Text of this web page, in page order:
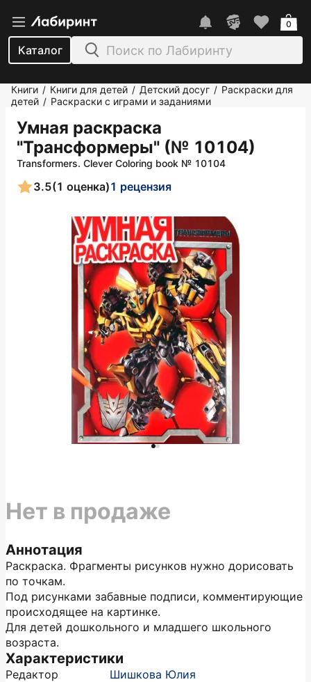
Каталог
0
Книги / Книги для детей / Детский досуг / Раскраски для
детей / Раскраски с играми и заданиями
Умная раскраска
"Трансформеры" (№ 10104)
Transformers. Clever Coloring book № 10104
3.5(1 оценка)1 рецензия
Аннотация
Раскраска. Фрагменты рисунков нужно дорисовать
по точкам.
Под рисунками забавные подписи, комментирующие
происходящее на картинке.
Для детей дошкольного и младшего школьного
возраста.
Характеристики
Редактор
Шишкова Юлия
Нет в продаже